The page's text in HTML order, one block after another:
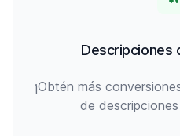
Descripciones
¡Obtén más
de